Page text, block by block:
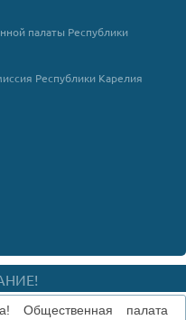
палаты Республики
Республики Карелия
Общественная палата